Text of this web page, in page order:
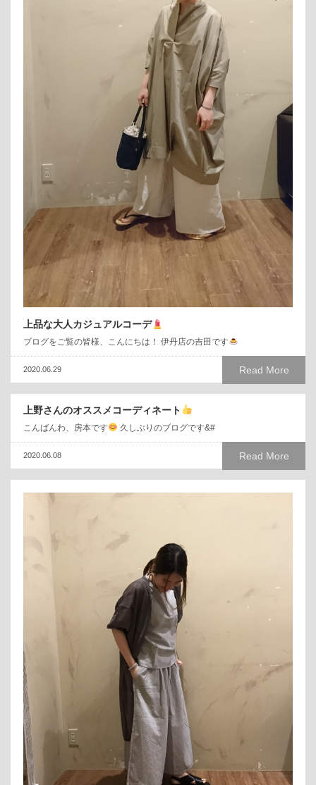
上品な大人カジュアルコーデ
ブログをご覧の皆様、こんにちは！ 伊丹店の吉田です
Read More
2020.06.29
上野さんのオススメコーディネート
こんばんわ、房本です 久しぶりのブログです&#
Read More
2020.06.08